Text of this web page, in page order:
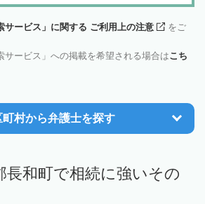
サービス」に関する ご利用上の注意
をご
サービス」への掲載を希望される場合はこち
町村から弁護士を探す
長和町で相続に強いその